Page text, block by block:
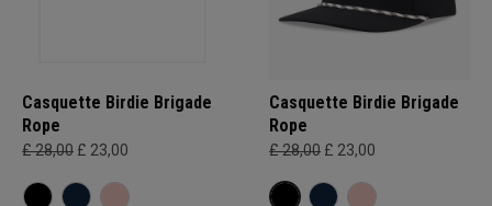
Casquette Birdie Brigade
Rope
£ 28,00 £ 23,00
Casquette Birdie Brigade
Rope
£ 28,00 £ 23,00